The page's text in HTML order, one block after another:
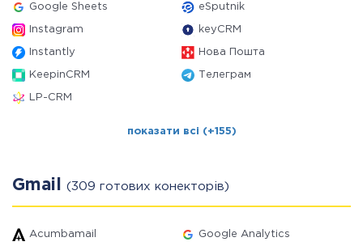
Google Sheets eSputnik
Instagram keyCRM
Instantly Нова Пошта
KeepinCRM Телеграм
LP-CRM
показати всі (+155)
Gmail (309 готових конекторів)
Acumbamail Google Analytics